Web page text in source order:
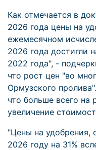
Как отмечается в
2026 года цены на
ежемесячном
2026 года достигли
2022 года", -
что рост цен "во
Ормузского
что больше всего на
увеличение
"Цены на удобрения,
2026 году на 31%